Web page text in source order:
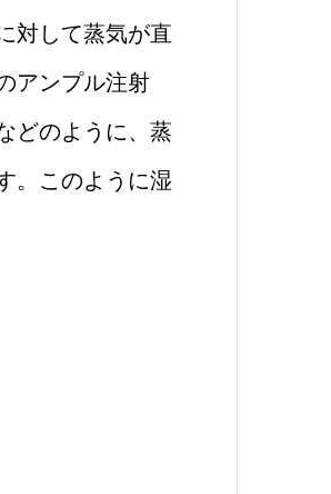
対して蒸気が直
アンプル注射
どのように、蒸
。このように湿